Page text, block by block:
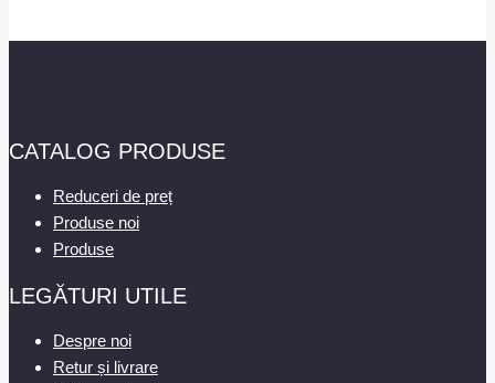
CATALOG PRODUSE
Reduceri de preț
Produse noi
Produse
LEGĂTURI UTILE
Despre noi
Retur și livrare